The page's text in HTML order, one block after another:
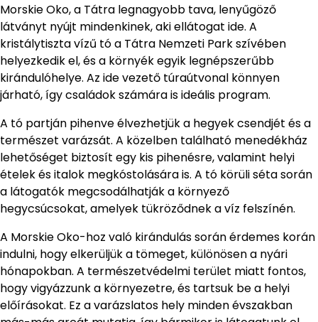
Morskie Oko, a Tátra legnagyobb tava, lenyűgöző
látványt nyújt mindenkinek, aki ellátogat ide. A
kristálytiszta vízű tó a Tátra Nemzeti Park szívében
helyezkedik el, és a környék egyik legnépszerűbb
kirándulóhelye. Az ide vezető túraútvonal könnyen
járható, így családok számára is ideális program.
A tó partján pihenve élvezhetjük a hegyek csendjét és a
természet varázsát. A közelben található menedékház
lehetőséget biztosít egy kis pihenésre, valamint helyi
ételek és italok megkóstolására is. A tó körüli séta során
a látogatók megcsodálhatják a környező
hegycsúcsokat, amelyek tükröződnek a víz felszínén.
A Morskie Oko-hoz való kirándulás során érdemes korán
indulni, hogy elkerüljük a tömeget, különösen a nyári
hónapokban. A természetvédelmi terület miatt fontos,
hogy vigyázzunk a környezetre, és tartsuk be a helyi
előírásokat. Ez a varázslatos hely minden évszakban